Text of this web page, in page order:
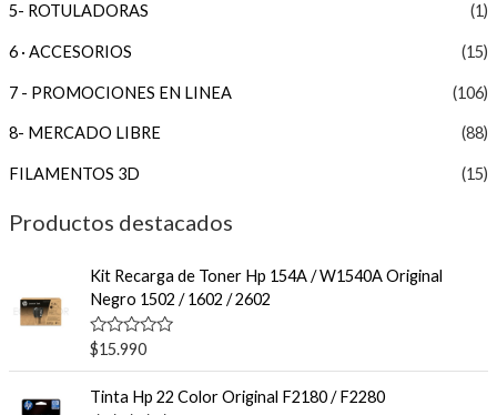
5- ROTULADORAS (1)
6 · ACCESORIOS (15)
7 - PROMOCIONES EN LINEA (106)
8- MERCADO LIBRE (88)
FILAMENTOS 3D (15)
Productos destacados
Kit Recarga de Toner Hp 154A / W1540A Original
Negro 1502 / 1602 / 2602
V
a
o
$15.990
Tinta Hp 22 Color Original F2180 / F2280